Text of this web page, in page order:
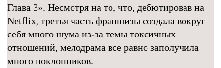
Глава 3». Несмотря на то, что, дебютировав на
Netflix, третья часть франшизы создала вокруг
себя много шума из-за темы токсичных
отношений, мелодрама все равно заполучила
много поклонников.